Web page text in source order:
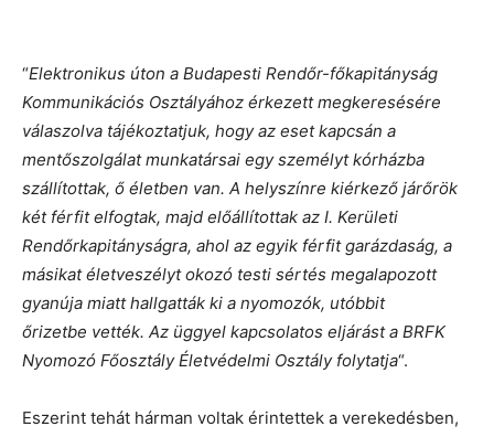
“Elektronikus úton a Budapesti Rendőr-főkapitányság
Kommunikációs Osztályához érkezett megkeresésére
válaszolva tájékoztatjuk, hogy az eset kapcsán a
mentőszolgálat munkatársai egy személyt kórházba
szállítottak, ő életben van. A helyszínre kiérkező járőrök
két férfit elfogtak, majd előállítottak az I. Kerületi
Rendőrkapitányságra, ahol az egyik férfit garázdaság, a
másikat életveszélyt okozó testi sértés megalapozott
gyanúja miatt hallgatták ki a nyomozók, utóbbit
őrizetbe vették. Az üggyel kapcsolatos eljárást a BRFK
Nyomozó Főosztály Életvédelmi Osztály folytatja“.
Eszerint tehát hárman voltak érintettek a verekedésben,